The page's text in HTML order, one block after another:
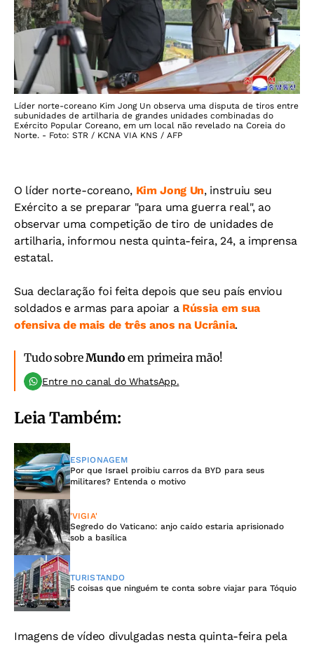
Líder norte-coreano Kim Jong Un observa uma disputa de tiros entre
subunidades de artilharia de grandes unidades combinadas do
Exército Popular Coreano, em um local não revelado na Coreia do
Norte. - Foto: STR / KCNA VIA KNS / AFP
O líder norte-coreano, Kim Jong Un, instruiu seu
Exército a se preparar "para uma guerra real", ao
observar uma competição de tiro de unidades de
artilharia, informou nesta quinta-feira, 24, a imprensa
estatal.
Sua declaração foi feita depois que seu país enviou
soldados e armas para apoiar a Rússia em sua
ofensiva de mais de três anos na Ucrânia.
Tudo sobreMundo em primeira mão!
Entre no canal do WhatsApp.
Leia Também:
ESPIONAGEM
Por que Israel proibiu carros da BYD para seus
militares? Entenda o motivo
'VIGIA'
Segredo do Vaticano: anjo caído estaria aprisionado
sob a basílica
TURISTANDO
5 coisas que ninguém te conta sobre viajar para Tóquio
Imagens de vídeo divulgadas nesta quinta-feira pela